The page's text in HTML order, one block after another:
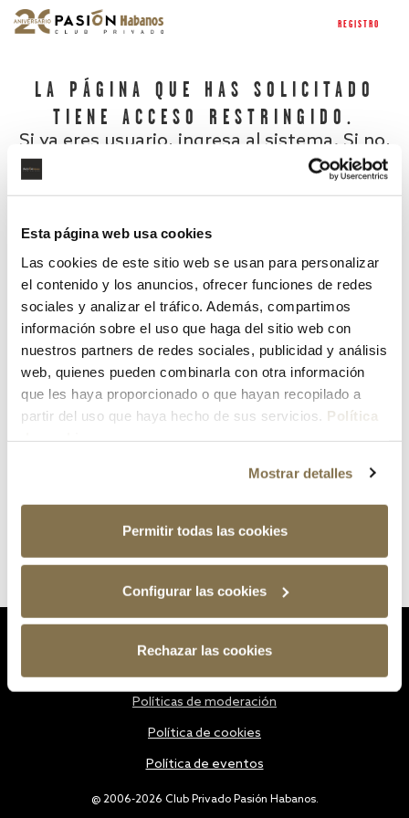
Esta página web usa cookies
Las cookies de este sitio web se usan para personalizar
el contenido y los anuncios, ofrecer funciones de redes
sociales y analizar el tráfico. Además, compartimos
información sobre el uso que haga del sitio web con
nuestros partners de redes sociales, publicidad y análisis
web, quienes pueden combinarla con otra información
que les haya proporcionado o que hayan recopilado a
partir del uso que haya hecho de sus servicios. Política
Mostrar detalles
Permitir todas las cookies
Configurar las cookies
Rechazar las cookies
REGISTRO
LA PÁGINA QUE HAS SOLICITADO
TIENE ACCESO RESTRINGIDO.
Si ya eres usuario, ingresa al sistema. Si no,
¿Has olvidado tu contraseña?
@ 2006-2026 Club Privado Pasión Habanos.
Políticas de moderación
Política de cookies
Política de eventos